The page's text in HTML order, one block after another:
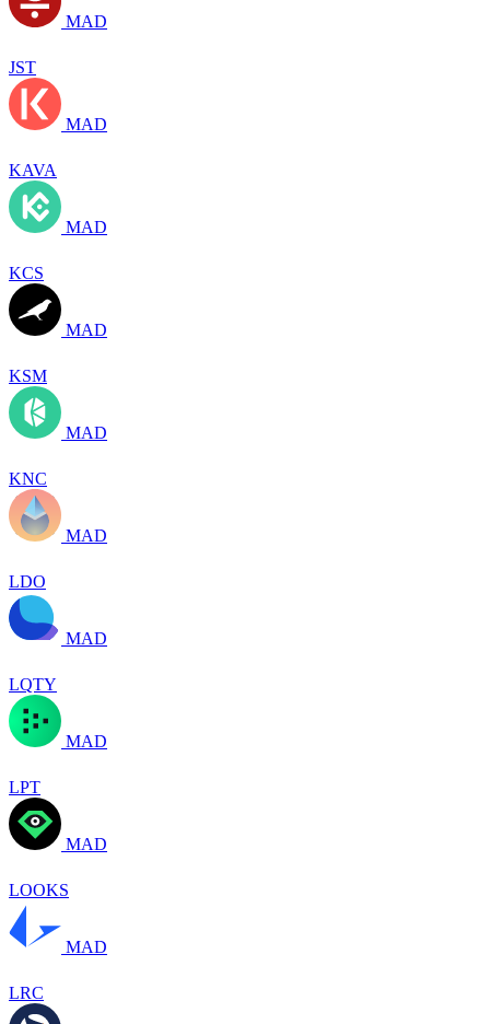
MAD
JST
MAD
KAVA
MAD
KCS
MAD
KSM
MAD
KNC
MAD
LDO
MAD
LQTY
MAD
LPT
MAD
LOOKS
MAD
LRC